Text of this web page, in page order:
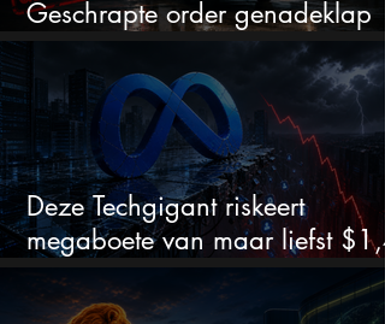
Geschrapte order genadeklap
voor Ebusco?
Deze Techgigant riskeert
megaboete van maar liefst $1,4
biljoen in nieuwe rechtszaak